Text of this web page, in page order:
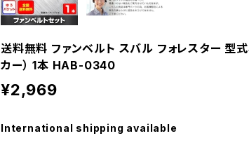
送料無料 ファンベルト スバル フォレスター 型
カー） 1本 HAB-0340
¥2,969
International shipping available